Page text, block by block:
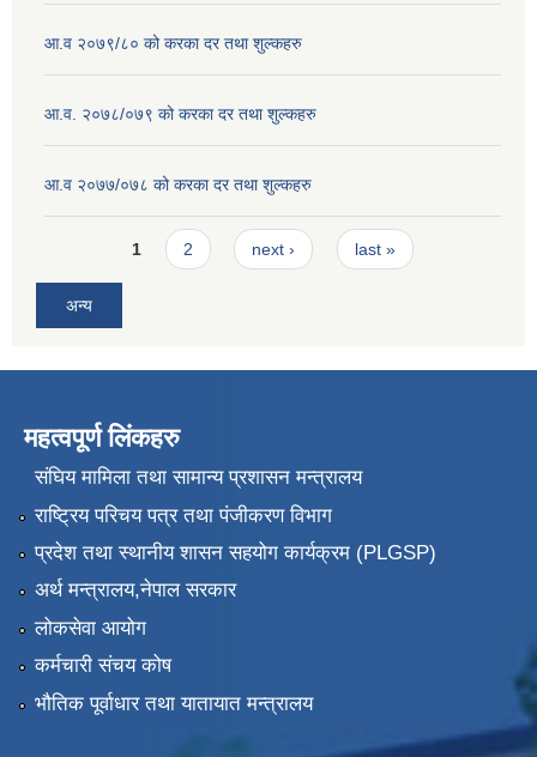
आ.व २०७९/८० को करका दर तथा शुल्कहरु
आ.व. २०७८/०७९ को करका दर तथा शुल्कहरु
आ.व २०७७/०७८ को करका दर तथा शुल्कहरु
Pages1 2 next › last »
अन्य
महत्वपूर्ण लिंकहरु
संघिय मामिला तथा सामान्य प्रशासन मन्त्रालय
राष्ट्रिय परिचय पत्र तथा पंजीकरण विभाग
प्रदेश तथा स्थानीय शासन सहयोग कार्यक्रम (PLGSP)
अर्थ मन्त्रालय,नेपाल सरकार
लोकसेवा आयोग
कर्मचारी संचय कोष
भौतिक पूर्वाधार तथा यातायात मन्त्रालय